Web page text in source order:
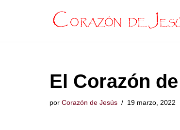
El Corazón
por Corazón de Jesús 19 marzo, 2022